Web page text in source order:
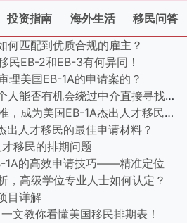
投资指南 海外生活
移民问答
匹配到优质合规的雇主？
民EB-2和EB-3有何异同！
理美国EB-1A的申请案的？
○ 美国EB3移民办理，个人能否有机会绕过中介直接寻找雇主？
○ 如何突破官方审核标准，成为美国EB-1A杰出人才移民的佼佼者？
人才移民的最佳申请材料？
移民的排期问题
1A的高效申请技巧——精准定位
高级学位专业人士如何认定？
目详解
文教你看懂美国移民排期表！